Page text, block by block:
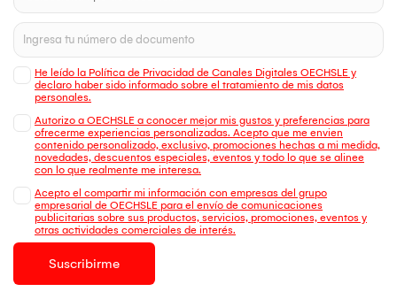
He leído la Política de Privacidad de Canales Digitales OECHSLE y
declaro haber sido informado sobre el tratamiento de mis datos
personales.
Autorizo a OECHSLE a conocer mejor mis gustos y preferencias para
ofrecerme experiencias personalizadas. Acepto que me envien
contenido personalizado, exclusivo, promociones hechas a mi medida,
novedades, descuentos especiales, eventos y todo lo que se alinee
con lo que realmente me interesa.
Acepto el compartir mi información con empresas del grupo
empresarial de OECHSLE para el envío de comunicaciones
publicitarias sobre sus productos, servicios, promociones, eventos y
otras actividades comerciales de interés.
Suscribirme